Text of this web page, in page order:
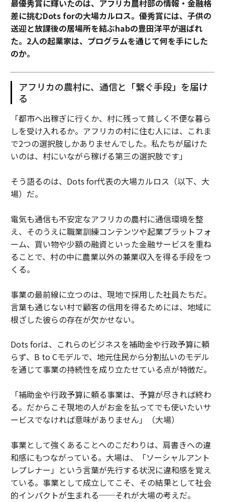
最優秀賞に輝いたのは、アフリカ農村部の情報・金融格
差に挑むDots forの大場カルロス。優秀賞には、子供の
送迎と放課後の居場所を結ぶhabの豊田洋平が選ばれ
た。2人の起業家は、プログラムを通じて何を手にした
のか。
アフリカの農村に、通信と「繋ぐ手段」を届け
る
「都市へ出稼ぎに行くか、村に残って貧しく不便な暮ら
しを受け入れるか。アフリカの村に住む人には、これま
で2つの選択肢しかありませんでした。私たちが届けた
いのは、村にいながら稼げる第三の選択肢です」
そう語るのは、Dots for代表の大場カルロス（以下、大
場）だ。
電気も通信も不安定なアフリカの農村に通信環境を整
え、そのうえに職業訓練コンテンツや起業プラットフォ
ーム、買い物や少額の融資といった金融サービスを重ね
ることで、村の中に農業以外の兼業収入を得る手段をつ
くる。
事業の最前線に立つのは、現地で採用した社員たちだ。
言葉も通じない村で顧客の信用を得るためには、地域に
根ざした彼らの存在が欠かせない。
Dots forは、これらのビジネスを補助金や行政予算に頼
らず、B to Cモデルで、地元住民から分割払いのモデル
を通じて事業の持続性を成り立たせている点が特徴だ。
「補助金や行政予算に頼る事業は、予算が尽きれば終わ
る。だからこそ現地の人がお金を払ってでも使いたいサ
ービスでなければ意味がありません」（大場）
事業として強くあることへのこだわりは、肩書きへの違
和感にもつながっている。大場は、「ソーシャルアント
レプレナー」という言葉が先行する状況に違和感を覚え
ている。事業として成立してこそ、その結果として社会
的インパクトが生まれる──それが大場の考えだ。